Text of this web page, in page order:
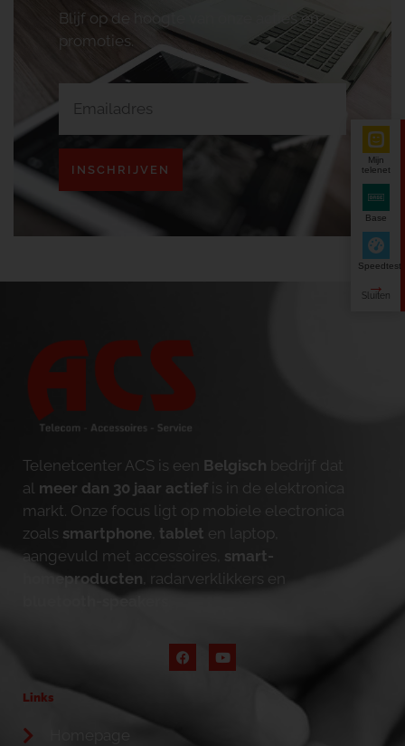
Blijf op de hoogte van onze acties en
promoties.
INSCHRIJVEN
Telenetcenter ACS is een Belgisch bedrijf dat
al meer dan 30 jaar actief is in de elektronica
markt. Onze focus ligt op mobiele electronica
zoals smartphone tablet en laptop,
aangevuld met accessoires, smart-
homeproducten , radarverklikkers en
bluetooth-speakers
Links
Mijn
telenet
Base
Speedtest